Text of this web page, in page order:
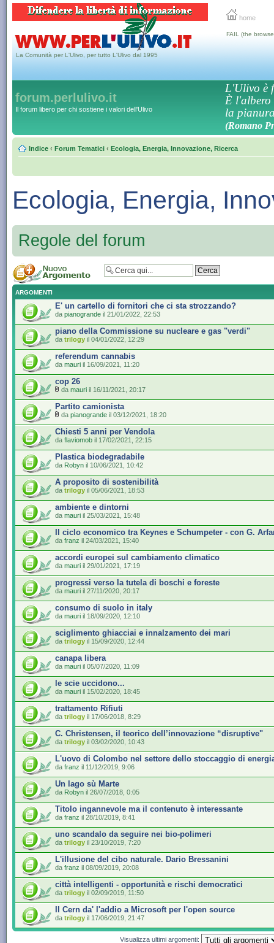
home
La Comunità per L'Ulivo, per tutto L'Ulivo dal 1995
FAIL (the
forum.perlulivo.it
Il forum libero per chi sostiene i valori dell'Ulivo
L'Ulivo è
È l'albero
la
(Romano
Indice ‹ Forum Tematici ‹ Ecologia, Energia, Innovazione, Ricerca
Ecologia, Energia,
Regole del forum
ARGOMENTI
E' un cartello di fornitori che ci sta strozzando?
da pianogrande il 21/01/2022, 22:53
piano della Commissione su nucleare e gas "verdi"
da trilogy il 04/01/2022, 12:29
referendum cannabis
da mauri il 16/09/2021, 11:20
cop 26
da mauri il 16/11/2021, 20:17
Partito camionista
da pianogrande il 03/12/2021, 18:20
Chiesti 5 anni per Vendola
da flaviomob il 17/02/2021, 22:15
Plastica biodegradabile
da Robyn il 10/06/2021, 10:42
A proposito di sostenibilità
da trilogy il 05/06/2021, 18:53
ambiente e dintorni
da mauri il 25/03/2021, 15:48
Il ciclo economico tra Keynes e Schumpeter - con G.
da franz il 24/03/2021, 15:40
accordi europei sul cambiamento climatico
da mauri il 29/01/2021, 17:19
progressi verso la tutela di boschi e foreste
da mauri il 27/11/2020, 20:17
consumo di suolo in italy
da mauri il 18/09/2020, 12:10
sciglimento ghiacciai e innalzamento dei mari
da trilogy il 15/09/2020, 12:44
canapa libera
da mauri il 05/07/2020, 11:09
le scie uccidono...
da mauri il 15/02/2020, 18:45
trattamento Rifiuti
da trilogy il 17/06/2018, 8:29
C. Christensen, il teorico dell’innovazione “disruptive"
da trilogy il 03/02/2020, 10:43
L'uovo di Colombo nel settore dello stoccaggio di
da franz il 11/12/2019, 9:06
Un lago sù Marte
da Robyn il 26/07/2018, 0:05
Titolo ingannevole ma il contenuto è interessante
da franz il 28/10/2019, 8:41
uno scandalo da seguire nei bio-polimeri
da trilogy il 23/10/2019, 7:20
L'illusione del cibo naturale. Dario Bressanini
da franz il 08/09/2019, 20:08
città intelligenti - opportunità e rischi democratici
da trilogy il 02/09/2019, 11:50
Il Cern da' l'addio a Microsoft per l'open source
da trilogy il 17/06/2019, 21:47
Visualizza ultimi argomenti: